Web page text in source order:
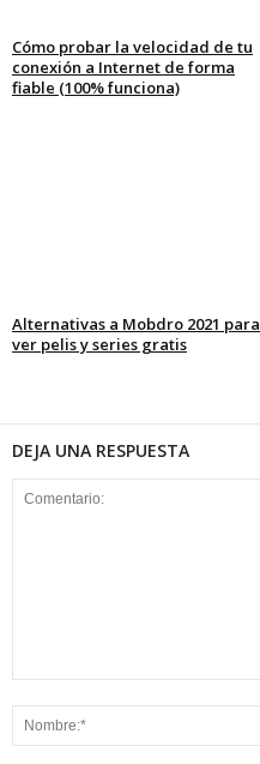
Cómo probar la velocidad de tu
conexión a Internet de forma
fiable (100% funciona)
Alternativas a Mobdro 2021 para
ver pelis y series gratis
DEJA UNA RESPUESTA